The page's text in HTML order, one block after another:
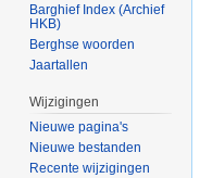
Barghief Index (Archief
HKB)
Berghse woorden
Jaartallen
Wijzigingen
Nieuwe pagina's
Nieuwe bestanden
Recente wijzigingen